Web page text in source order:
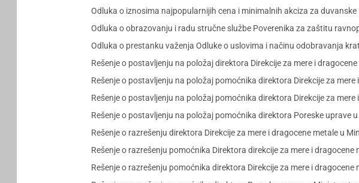
Odluka o iznosima najpopularnijih cena i minimalnih akciza za
Odluka o obrazovanju i radu stručne službe Poverenika za zaštitu
Odluka o prestanku važenja Odluke o uslovima i načinu odobravanja
Rešenje o postavljenju na položaj direktora Direkcije za mere i
Rešenje o postavljenju na položaj pomoćnika direktora Direkcije za
Rešenje o postavljenju na položaj pomoćnika direktora Direkcije za
Rešenje o postavljenju na položaj pomoćnika direktora Poreske uprave
Rešenje o razrešenju direktora Direkcije za mere i dragocene metale u
Rešenje o razrešenju pomoćnika Direktora direkcije za mere i
Rešenje o razrešenju pomoćnika direktora Direkcije za mere i